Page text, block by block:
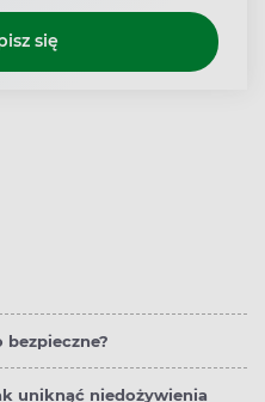
się
bezpieczne?
uniknąć niedożywienia